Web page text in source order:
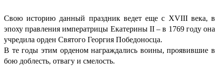
Свою историю данный праздник ведет еще с XVIII века, в
эпоху правления императрицы Екатерины II – в 1769 году она
учредила орден Святого Георгия Победоносца.
В те годы этим орденом награждались воины, проявившие в
бою доблесть, отвагу и смелость.